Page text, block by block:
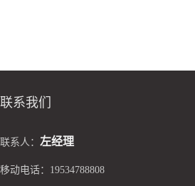
联系我们
联系人： 左经理
移动电话：19534788808